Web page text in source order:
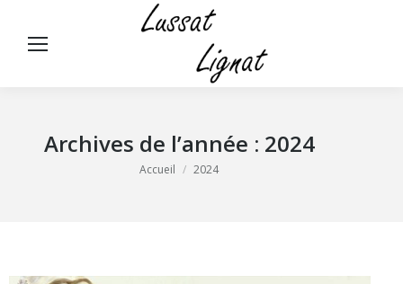
Archives de l’année : 2024
Vous êtes ici :
Accueil 2024
Panneau de gestion des cookies